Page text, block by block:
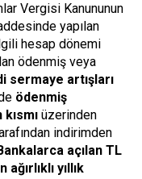
Vergisi Kanununun
yapılan
hesap dönemi
ödenmiş veya
sermaye artışları
ödenmiş
üzerinden
indirimden
açılan TL
yıllık